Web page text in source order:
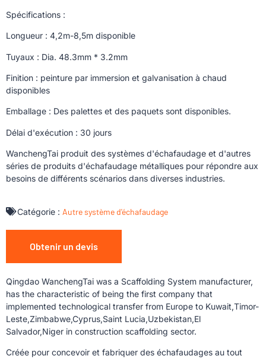
Spécifications :
Longueur : 4,2m-8,5m disponible
Tuyaux : Dia. 48.3mm * 3.2mm
Finition : peinture par immersion et galvanisation à chaud
disponibles
Emballage : Des palettes et des paquets sont disponibles.
Délai d'exécution : 30 jours
WanchengTai produit des systèmes d'échafaudage et d'autres
séries de produits d'échafaudage métalliques pour répondre aux
besoins de différents scénarios dans diverses industries.
Catégorie : Autre système d'échafaudage
Obtenir un devis
Qingdao WanchengTai was a Scaffolding System manufacturer,
has the characteristic of being the first company that
implemented technological transfer from Europe to Kuwait,Timor-
Leste,Zimbabwe,Cyprus,Saint Lucia,Uzbekistan,El
Salvador,Niger in construction scaffolding sector.
Créée pour concevoir et fabriquer des échafaudages au tout